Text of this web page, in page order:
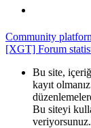
Community
[XGT] Forum
Bu site,
kayıt
Bu siteyi
veriyorsunuz.